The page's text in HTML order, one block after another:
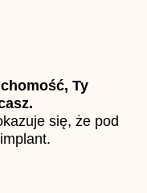
Ty
się, że pod